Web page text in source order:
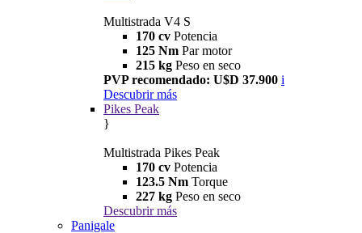
Multistrada V4 S
170 cv Potencia
125 Nm Par motor
215 kg Peso en seco
PVP recomendado: U$D 37.900 i
Descubrir más
Pikes Peak
}
Multistrada Pikes Peak
170 cv Potencia
123.5 Nm Torque
227 kg Peso en seco
Descubrir más
Panigale